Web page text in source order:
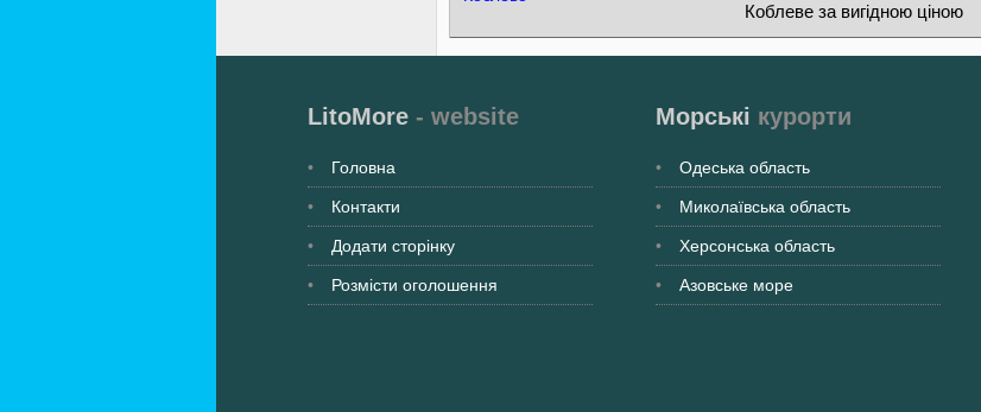
Коблеве за вигідною ціною
LitoMore - website
Головна
Контакти
Додати сторінку
Розмісти оголошення
Морські курорти
Одеська область
Миколаївська область
Херсонська область
Азовське море